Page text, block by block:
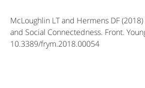
McLoughlin LT and Hermens DF
and Social Connectedness. Front.
10.3389/frym.2018.00054